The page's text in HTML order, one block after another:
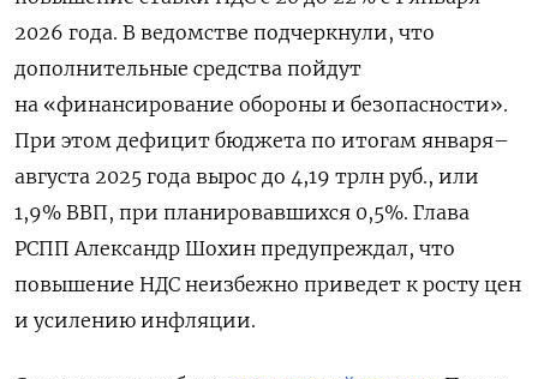
2026 года. В ведомстве подчеркнули, что
дополнительные средства пойдут
на «финансирование обороны и безопасности».
При этом дефицит бюджета по итогам января–
августа 2025 года вырос до 4,19 трлн руб., или
1,9% ВВП, при планировавшихся 0,5%. Глава
РСПП Александр Шохин предупреждал, что
повышение НДС неизбежно приведет к росту цен
и усилению инфляции.